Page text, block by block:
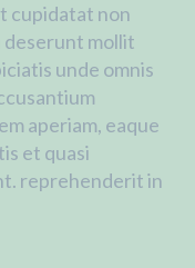
cupidatat non
deserunt mollit
unde omnis
aperiam, eaque
et quasi
reprehenderit in